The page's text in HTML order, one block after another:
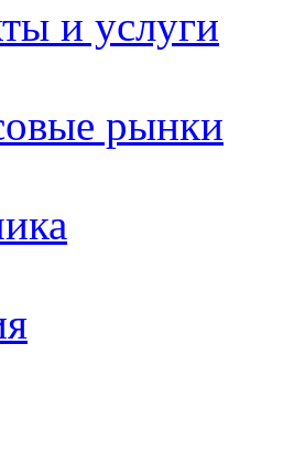
и услуги
рынки